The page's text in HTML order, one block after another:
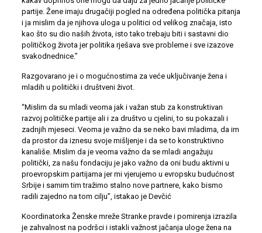
partije. Žene imaju drugačiji pogled na određena politička pitanja
i ja mislim da je njihova uloga u politici od velikog značaja, isto
kao što su dio naših života, isto tako trebaju biti i sastavni dio
političkog života jer politika rješava sve probleme i sve izazove
svakodnednice.”
Razgovarano je i o mogućnostima za veće uključivanje žena i
mladih u politički i društveni život.
“Mislim da su mladi veoma jak i važan stub za konstruktivan
razvoj političke partije ali i za društvo u cjelini, to su pokazali i
zadnjih mjeseci. Veoma je važno da se neko bavi mladima, da im
da prostor da iznesu svoje mišljenje i da se to konstruktivno
kanališe. Mislim da je veoma važno da se mladi angažuju
politički, za našu fondaciju je jako važno da oni budu aktivni u
proevropskim partijama jer mi vjerujemo u evropsku budućnost
Srbije i samim tim tražimo stalno nove partnere, kako bismo
radili zajedno na tom cilju”, istakao je Devčić
Koordinatorka Ženske mreže Stranke pravde i pomirenja izrazila
je zahvalnost na podršci i istakli važnost jačanja uloge žena na